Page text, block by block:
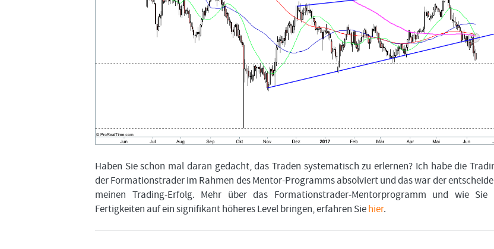
Haben Sie schon mal daran gedacht, das Traden systematisch zu erlernen? Ich habe die
der Formationstrader im Rahmen des Mentor-Programms absolviert und das war der
meinen Trading-Erfolg. Mehr über das Formationstrader-Mentorprogramm und wie Sie
Fertigkeiten auf ein signifikant höheres Level bringen, erfahren Siehier.